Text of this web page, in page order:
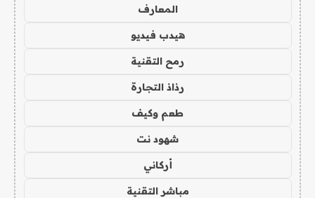
المعارف
هيدب فيديو
رمح التقنية
رذاذ التجارة
طعم وكيف
شهود نت
أركاني
مباشر التقنية